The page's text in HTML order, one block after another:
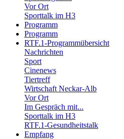
Vor Ort
Sporttalk im H3
Programm
Programm
RTF.1-Programmübersicht
Nachrichten
Sport
Cinenews
Tiertreff
Wirtschaft Neckar-Alb
Vor Ort
Im Gespräch mit...
Sporttalk im H3
RTF.1-Gesundheitstalk
Empfang